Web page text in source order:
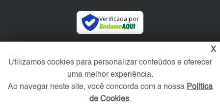
Verificada por
X
Utilizamos cookies para personalizar conteúdos e oferecer
uma melhor experiência.
Ao navegar neste site, você concorda com a nossa Política
de Cookies.